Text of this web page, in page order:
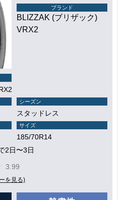
ブランド
BLIZZAK (ブリザック)
VRX2
シーズン
スタッドレス
サイズ
185/70R14
2日〜3日
3.99
を見る)